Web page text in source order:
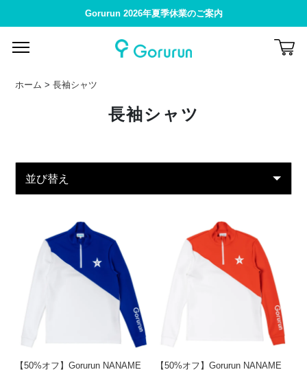
Gorurun 2026年夏季休業のご案内
ホーム >長袖シャツ
長袖シャツ
【50%オフ】Gorurun NANAME
【50%オフ】Gorurun NANAME